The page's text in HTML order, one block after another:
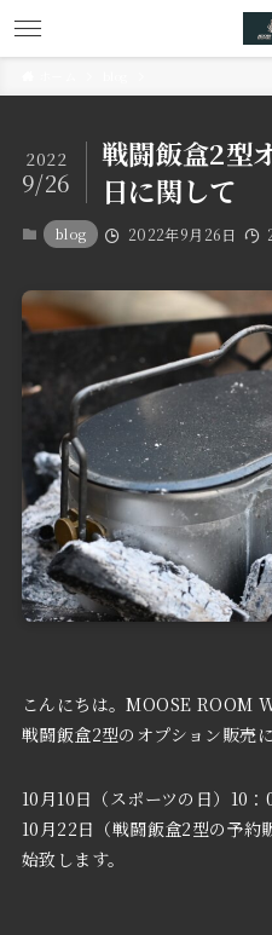
戦闘飯盒2型
日に関して
2022
9/26
blog 2022年9月26日
こんにちは。MOOSE ROOM
戦闘飯盒2型のオプション販売
10月10日（スポーツの日）10：
10月22日（戦闘飯盒2型の予約
始致します。